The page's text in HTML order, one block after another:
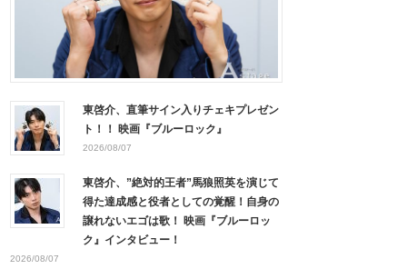
東啓介、直筆サイン入りチェキプレゼン
ト！！ 映画『ブルーロック』
2026/08/07
東啓介、”絶対的王者”馬狼照英を演じて
得た達成感と役者としての覚醒！自身の
譲れないエゴは歌！ 映画『ブルーロッ
ク』インタビュー！
2026/08/07